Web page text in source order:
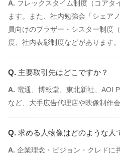
フレックスタイム制度（コアタ
ます。また、社内勉強会「シェア
員向けのブラザー・シスター制度
度、社内表彰制度などがあります。
主要取引先はどこですか？
電通、博報堂、東北新社、AOI
など、大手広告代理店や映像制作
求める人物像はどのような人
企業理念・ビジョン・クレドに